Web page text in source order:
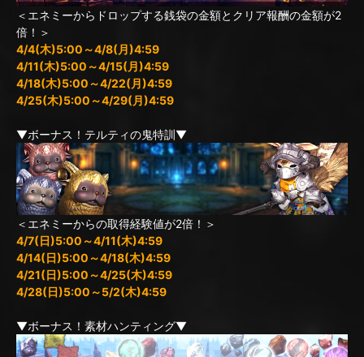
＜エネミーからドロップする銭袋の金額とクリア報酬の金額が2
倍！＞
4/4(木)5:00～4/8(月)4:59
4/11(木)5:00～4/15(月)4:59
4/18(木)5:00～4/22(月)4:59
4/25(木)5:00～4/29(月)4:59
▼ボーナス！テルティの鬼特訓▼
＜エネミーからの取得経験値が2倍！＞
4/7(日)5:00～4/11(木)4:59
4/14(日)5:00～4/18(木)4:59
4/21(日)5:00～4/25(木)4:59
4/28(日)5:00～5/2(木)4:59
▼ボーナス！素材ハンティング▼